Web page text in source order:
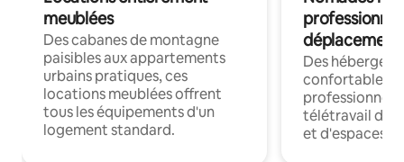
meublées
Des cabanes de montagne
paisibles aux appartements
urbains pratiques, ces
locations meublées offrent
tous les équipements d'un
logement standard.
déplacement
Des
confortables
professionnels
télétravail
et d'espaces